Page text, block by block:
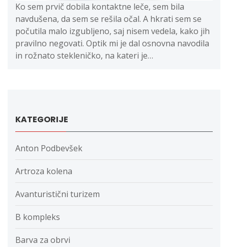
Ko sem prvič dobila kontaktne leče, sem bila
navdušena, da sem se rešila očal. A hkrati sem se
počutila malo izgubljeno, saj nisem vedela, kako jih
pravilno negovati. Optik mi je dal osnovna navodila
in rožnato stekleničko, na kateri je…
KATEGORIJE
Anton Podbevšek
Artroza kolena
Avanturistični turizem
B kompleks
Barva za obrvi